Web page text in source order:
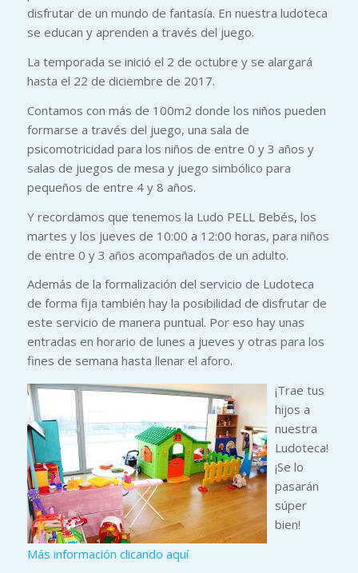
disfrutar de un mundo de fantasía. En nuestra ludoteca
se educan y aprenden a través del juego.
La temporada se inició el 2 de octubre y se alargará
hasta el 22 de diciembre de 2017.
Contamos con más de 100m2 donde los niños pueden
formarse a través del juego, una sala de
psicomotricidad para los niños de entre 0 y 3 años y
salas de juegos de mesa y juego simbólico para
pequeños de entre 4 y 8 años.
Y recordamos que tenemos la Ludo PELL Bebés, los
martes y los jueves de 10:00 a 12:00 horas, para niños
de entre 0 y 3 años acompañados de un adulto.
Además de la formalización del servicio de Ludoteca
de forma fija también hay la posibilidad de disfrutar de
este servicio de manera puntual. Por eso hay unas
entradas en horario de lunes a jueves y otras para los
fines de semana hasta llenar el aforo.
¡Trae tus
hijos a
nuestra
Ludoteca!
¡Se lo
pasarán
súper
bien!
Más información clicando aquí